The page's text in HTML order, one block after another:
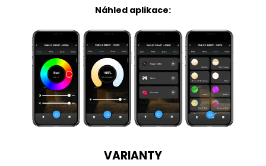
Náhled aplikace:
VARIANTY